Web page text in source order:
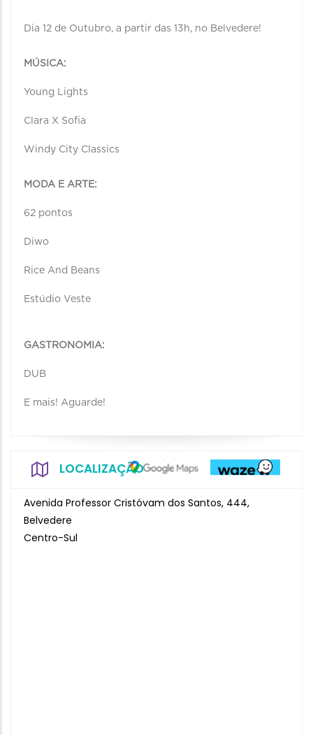
Dia 12 de Outubro, a partir das 13h, no Belvedere!
MÚSICA:
Young Lights
Clara X Sofia
Windy City Classics
MODA E ARTE:
62 pontos
Diwo
Rice And Beans
Estúdio Veste
GASTRONOMIA:
DUB
E mais! Aguarde!
LOCALIZAÇÃO
Avenida Professor Cristóvam dos Santos, 444,
Belvedere
Centro-Sul